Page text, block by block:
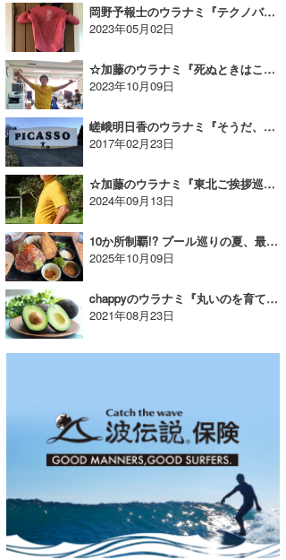
岡野予報士のウラナミ『テクノバターエアー』
2023年05月02日
☆加藤のウラナミ『死ぬときはこんな展開なんだろうな!?』
2023年10月09日
嵯峨明日香のウラナミ『そうだ、箱根に行こう。』
2017年02月23日
☆加藤のウラナミ『東北ご挨拶巡りで幸せ太り？』
2024年09月13日
10か所制覇!? プール巡りの夏、最後に感じた海の魅力|YUKI☆のウラナミ
2025年10月09日
chappyのウラナミ『丸いのを育ててみた』
2021年08月23日